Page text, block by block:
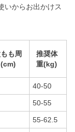
いからお出かけス
も周
(cm)
推奨体
重(kg)
40-50
50-55
55-62.5